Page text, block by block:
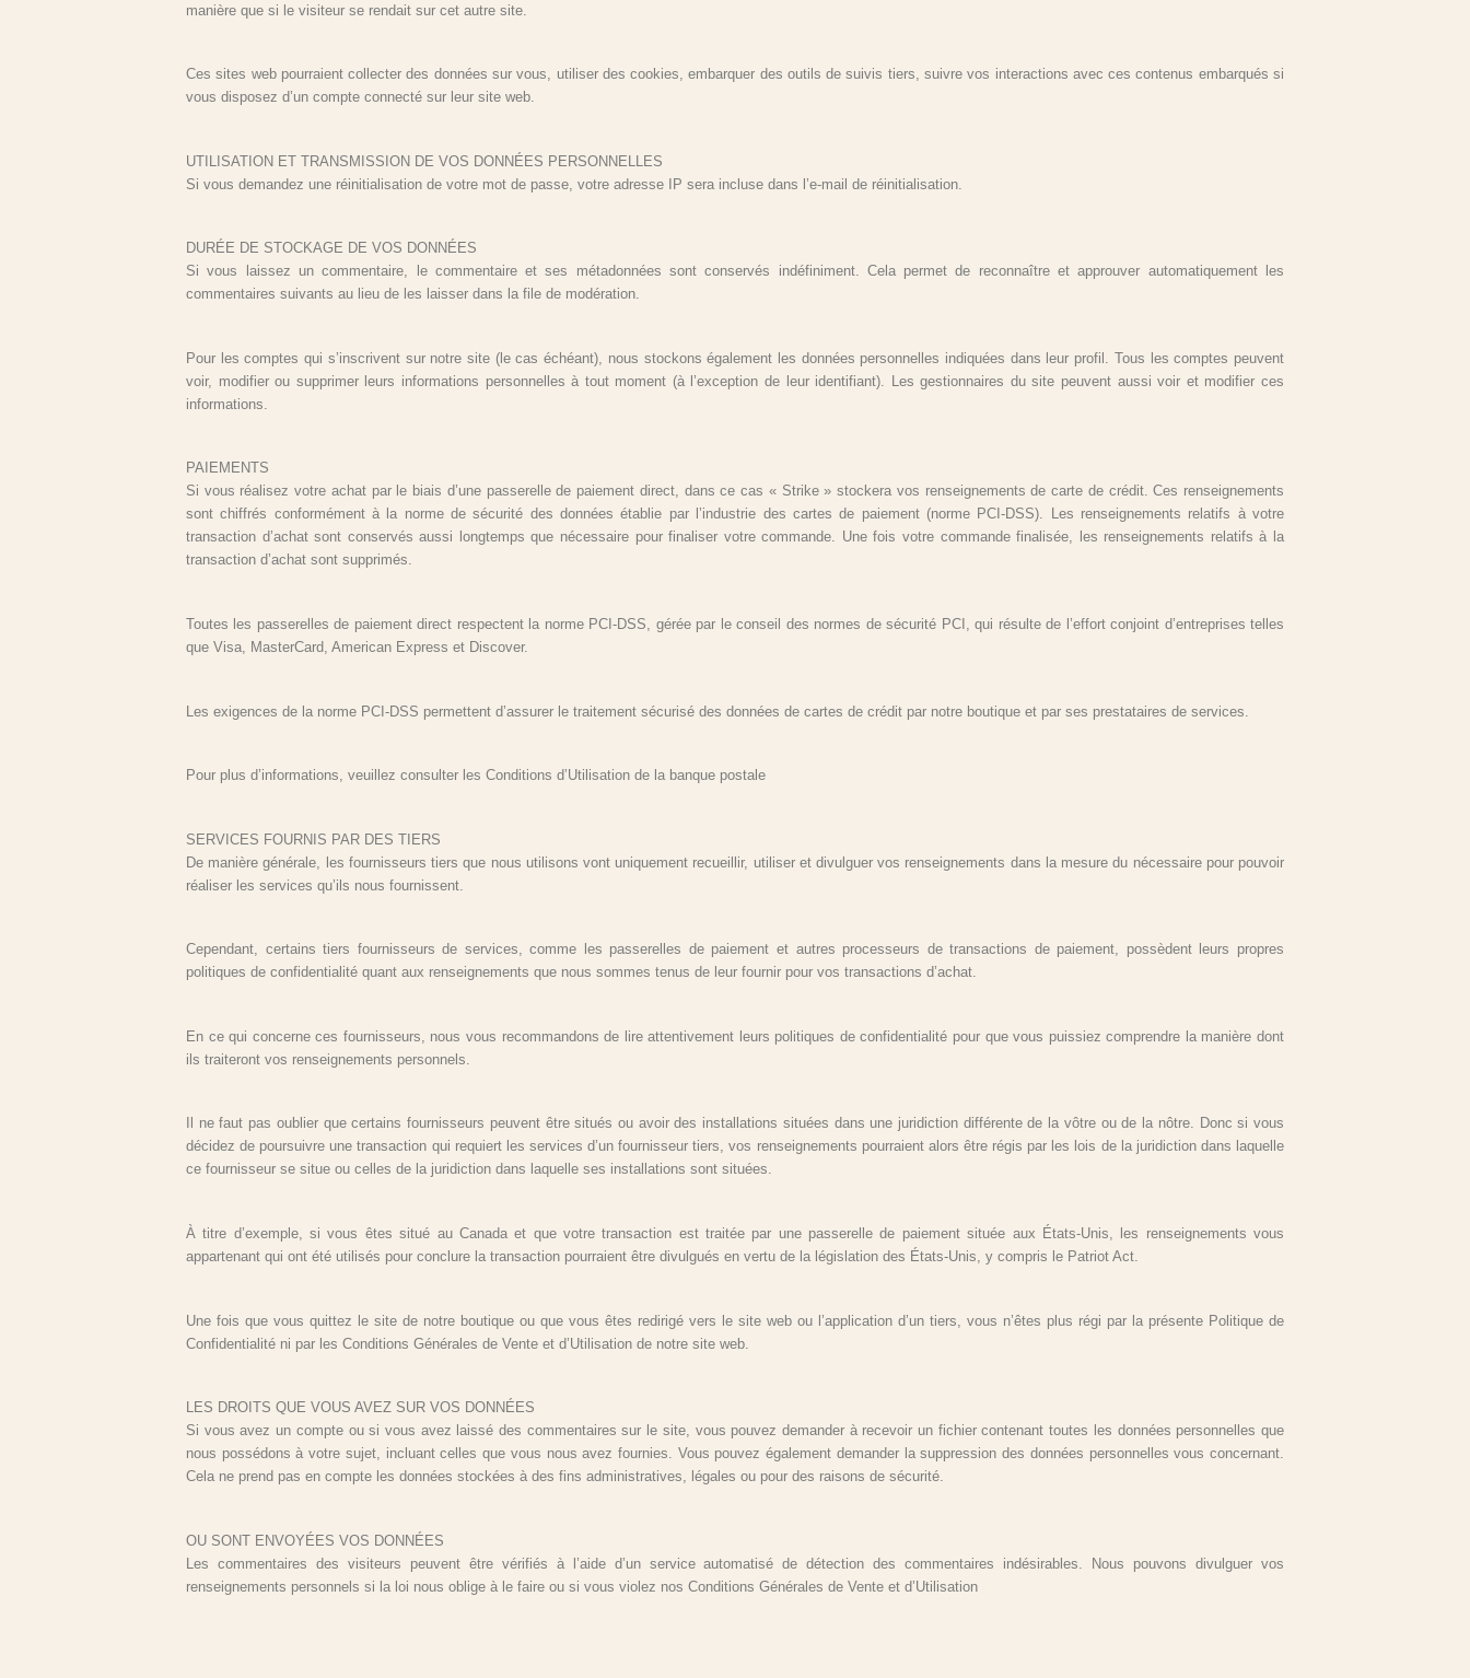
manière que si le visiteur se rendait sur cet autre site.
Ces sites web pourraient collecter des données sur vous, utiliser des cookies, embarquer des outils de suivis tiers, suivre vos interactions avec ces contenus embarqués si
vous disposez d’un compte connecté sur leur site web.
UTILISATION ET TRANSMISSION DE VOS DONNÉES PERSONNELLES
Si vous demandez une réinitialisation de votre mot de passe, votre adresse IP sera incluse dans l’e-mail de réinitialisation.
DURÉE DE STOCKAGE DE VOS DONNÉES
Si vous laissez un commentaire, le commentaire et ses métadonnées sont conservés indéfiniment. Cela permet de reconnaître et approuver automatiquement les
commentaires suivants au lieu de les laisser dans la file de modération.
Pour les comptes qui s’inscrivent sur notre site (le cas échéant), nous stockons également les données personnelles indiquées dans leur profil. Tous les comptes peuvent
voir, modifier ou supprimer leurs informations personnelles à tout moment (à l’exception de leur identifiant). Les gestionnaires du site peuvent aussi voir et modifier ces
informations.
PAIEMENTS
Si vous réalisez votre achat par le biais d’une passerelle de paiement direct, dans ce cas « Strike » stockera vos renseignements de carte de crédit. Ces renseignements
sont chiffrés conformément à la norme de sécurité des données établie par l’industrie des cartes de paiement (norme PCI-DSS). Les renseignements relatifs à votre
transaction d’achat sont conservés aussi longtemps que nécessaire pour finaliser votre commande. Une fois votre commande finalisée, les renseignements relatifs à la
transaction d’achat sont supprimés.
Toutes les passerelles de paiement direct respectent la norme PCI-DSS, gérée par le conseil des normes de sécurité PCI, qui résulte de l’effort conjoint d’entreprises telles
que Visa, MasterCard, American Express et Discover.
Les exigences de la norme PCI-DSS permettent d’assurer le traitement sécurisé des données de cartes de crédit par notre boutique et par ses prestataires de services.
Pour plus d’informations, veuillez consulter les Conditions d’Utilisation de la banque postale
SERVICES FOURNIS PAR DES TIERS
De manière générale, les fournisseurs tiers que nous utilisons vont uniquement recueillir, utiliser et divulguer vos renseignements dans la mesure du nécessaire pour pouvoir
réaliser les services qu’ils nous fournissent.
Cependant, certains tiers fournisseurs de services, comme les passerelles de paiement et autres processeurs de transactions de paiement, possèdent leurs propres
politiques de confidentialité quant aux renseignements que nous sommes tenus de leur fournir pour vos transactions d’achat.
En ce qui concerne ces fournisseurs, nous vous recommandons de lire attentivement leurs politiques de confidentialité pour que vous puissiez comprendre la manière dont
ils traiteront vos renseignements personnels.
Il ne faut pas oublier que certains fournisseurs peuvent être situés ou avoir des installations situées dans une juridiction différente de la vôtre ou de la nôtre. Donc si vous
décidez de poursuivre une transaction qui requiert les services d’un fournisseur tiers, vos renseignements pourraient alors être régis par les lois de la juridiction dans laquelle
ce fournisseur se situe ou celles de la juridiction dans laquelle ses installations sont situées.
À titre d’exemple, si vous êtes situé au Canada et que votre transaction est traitée par une passerelle de paiement située aux États-Unis, les renseignements vous
appartenant qui ont été utilisés pour conclure la transaction pourraient être divulgués en vertu de la législation des États-Unis, y compris le Patriot Act.
Une fois que vous quittez le site de notre boutique ou que vous êtes redirigé vers le site web ou l’application d’un tiers, vous n’êtes plus régi par la présente Politique de
Confidentialité ni par les Conditions Générales de Vente et d’Utilisation de notre site web.
LES DROITS QUE VOUS AVEZ SUR VOS DONNÉES
Si vous avez un compte ou si vous avez laissé des commentaires sur le site, vous pouvez demander à recevoir un fichier contenant toutes les données personnelles que
nous possédons à votre sujet, incluant celles que vous nous avez fournies. Vous pouvez également demander la suppression des données personnelles vous concernant.
Cela ne prend pas en compte les données stockées à des fins administratives, légales ou pour des raisons de sécurité.
OU SONT ENVOYÉES VOS DONNÉES
Les commentaires des visiteurs peuvent être vérifiés à l’aide d’un service automatisé de détection des commentaires indésirables. Nous pouvons divulguer vos
renseignements personnels si la loi nous oblige à le faire ou si vous violez nos Conditions Générales de Vente et d’Utilisation